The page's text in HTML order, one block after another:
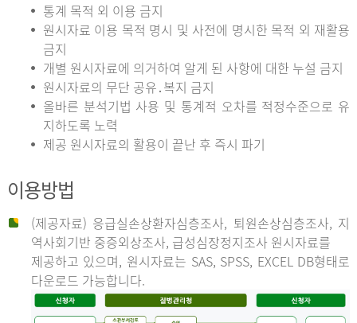
통계 목적 외 이용 금지
원시자료 이용 목적 명시 및 사전에 명시한 목적 외 재활용
금지
개별 원시자료에 의거하여 알게 된 사항에 대한 누설 금지
원시자료의 무단 공유․복지 금지
올바른 분석기법 사용 및 통계적 오차를 적정수준으로 유
지하도록 노력
제공 원시자료의 활용이 끝난 후 즉시 파기
이용방법
(제공자료) 응급실손상환자심층조사, 퇴원손상심층조사, 지
역사회기반 중증외상조사, 급성심장정지조사 원시자료를
제공하고 있으며, 원시자료는 SAS, SPSS, EXCEL DB형태로
다운로드 가능합니다.